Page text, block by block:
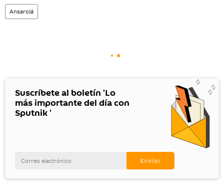
Ansarolá
Suscríbete al boletín 'Lo
más importante del día con
Sputnik '